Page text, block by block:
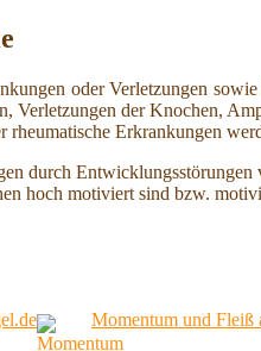
oder Verletzungen
der Knochen,
Erkrankungen
durch
hoch motiviert sind bzw.
Momentum und Fleiß